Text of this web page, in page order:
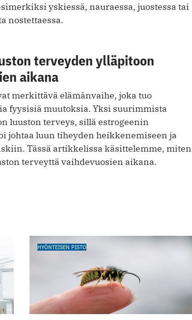
yskiessä, nauraessa, juostessa tai
nostettaessa.
terveyden ylläpitoon
aikana
merkittävä elämänvaihe, joka tuo
fyysisiä muutoksia. Yksi suurimmista
luuston terveys, sillä estrogeenin
johtaa luun tiheyden heikkenemiseen ja
Tässä artikkelissa käsittelemme, miten
terveyttä vaihdevuosien aikana.
HYÖNTEISEN PISTO